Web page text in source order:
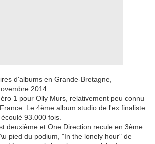
d'albums en Grande-Bretagne,
2014.
1 pour Olly Murs, relativement peu connu
Le 4ème album studio de l'ex finaliste
93.000 fois.
deuxième et One Direction recule en 3ème
pied du podium, "In the lonely hour" de